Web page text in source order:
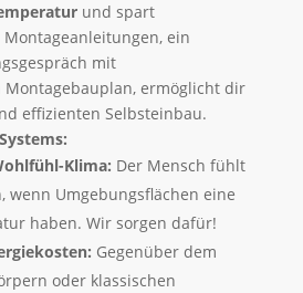
und spart
Montageanleitungen, ein
mit
Montagebauplan, ermöglicht dir
effizienten Selbsteinbau.
Klima: Der Mensch fühlt
wenn Umgebungsflächen eine
haben. Wir sorgen dafür!
Gegenüber dem
oder klassischen